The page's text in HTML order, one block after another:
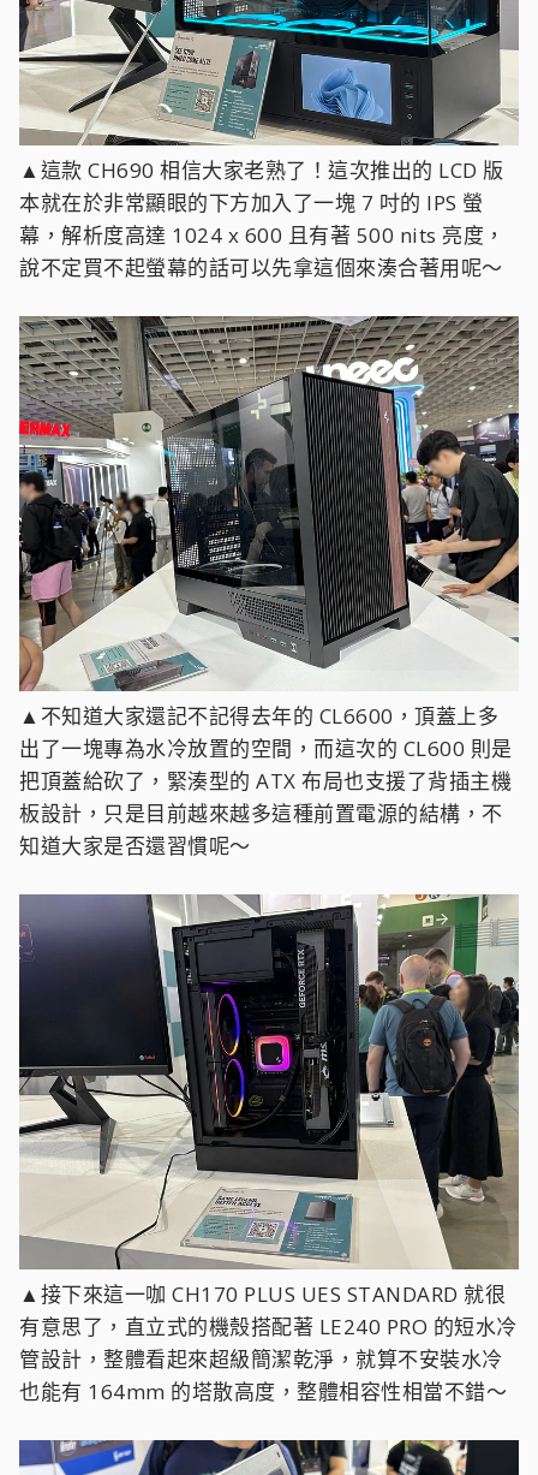
▲這款 CH690 相信大家老熟了！這次推出的 LCD 版
本就在於非常顯眼的下方加入了一塊 7 吋的 IPS 螢
幕，解析度高達 1024 x 600 且有著 500 nits 亮度，
說不定買不起螢幕的話可以先拿這個來湊合著用呢～
▲不知道大家還記不記得去年的 CL6600，頂蓋上多
出了一塊專為水冷放置的空間，而這次的 CL600 則是
把頂蓋給砍了，緊湊型的 ATX 布局也支援了背插主機
板設計，只是目前越來越多這種前置電源的結構，不
知道大家是否還習慣呢～
▲接下來這一咖 CH170 PLUS UES STANDARD 就很
有意思了，直立式的機殼搭配著 LE240 PRO 的短水冷
管設計，整體看起來超級簡潔乾淨，就算不安裝水冷
也能有 164mm 的塔散高度，整體相容性相當不錯～